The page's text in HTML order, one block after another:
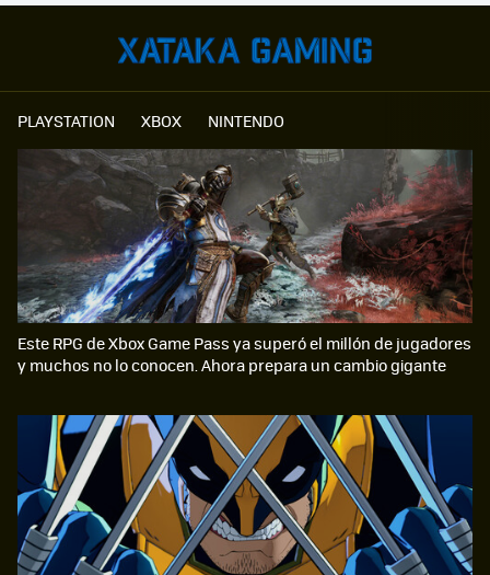
PLAYSTATION XBOX NINTENDO
Este RPG de Xbox Game Pass ya superó el millón de jugadores
y muchos no lo conocen. Ahora prepara un cambio gigante